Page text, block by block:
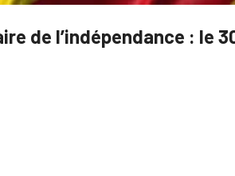
de l’indépendance : le